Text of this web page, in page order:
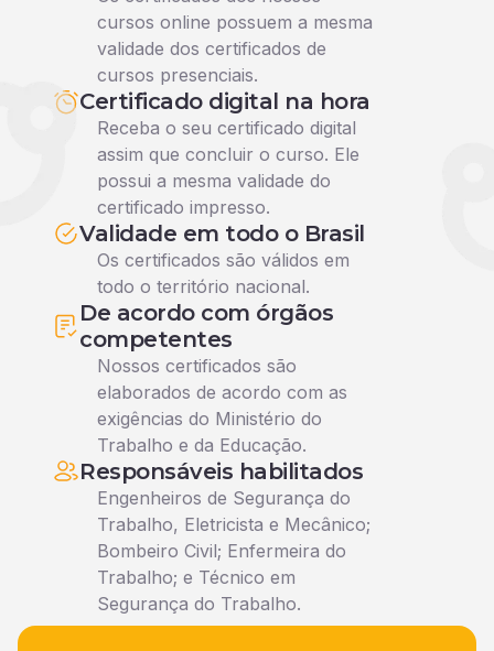
cursos online possuem a mesma
validade dos certificados de
cursos presenciais.
Certificado digital na hora
Receba o seu certificado digital
assim que concluir o curso. Ele
possui a mesma validade do
certificado impresso.
Validade em todo o Brasil
Os certificados são válidos em
todo o território nacional.
De acordo com órgãos
competentes
Nossos certificados são
elaborados de acordo com as
exigências do Ministério do
Trabalho e da Educação.
Responsáveis habilitados
Engenheiros de Segurança do
Trabalho, Eletricista e Mecânico;
Bombeiro Civil; Enfermeira do
Trabalho; e Técnico em
Segurança do Trabalho.